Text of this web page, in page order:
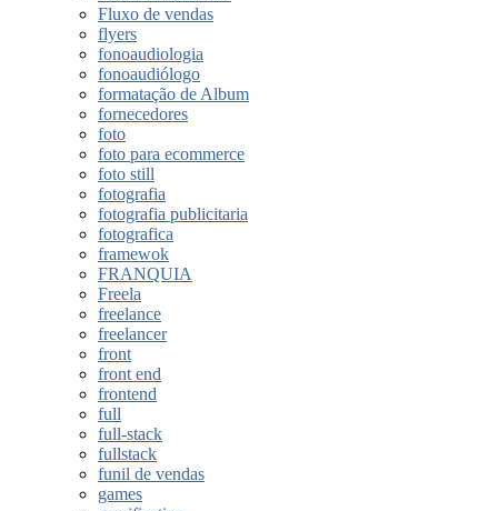
Fluxo de vendas
flyers
fonoaudiologia
fonoaudiólogo
formatação de Album
fornecedores
foto
foto para ecommerce
foto still
fotografia
fotografia publicitaria
fotografica
framewok
FRANQUIA
Freela
freelance
freelancer
front
front end
frontend
full
full-stack
fullstack
funil de vendas
games